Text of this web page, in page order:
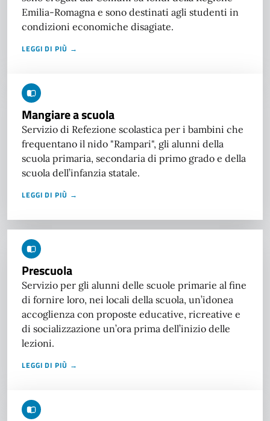
Emilia-Romagna e sono destinati agli studenti in
condizioni economiche disagiate.
LEGGI DI PIÙ →
Mangiare a scuola
Servizio di Refezione scolastica per i bambini che
frequentano il nido "Rampari", gli alunni della
scuola primaria, secondaria di primo grado e della
scuola dell’infanzia statale.
LEGGI DI PIÙ →
Prescuola
Servizio per gli alunni delle scuole primarie al fine
di fornire loro, nei locali della scuola, un’idonea
accoglienza con proposte educative, ricreative e
di socializzazione un’ora prima dell’inizio delle
lezioni.
LEGGI DI PIÙ →